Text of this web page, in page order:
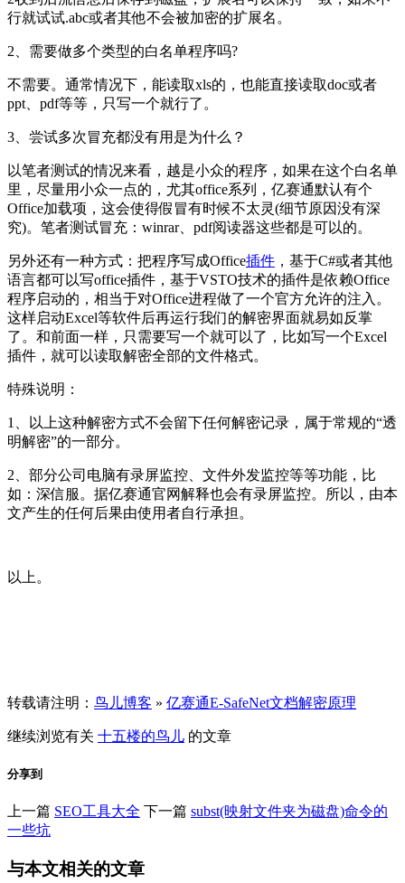
行就试试.abc或者其他不会被加密的扩展名。
2、需要做多个类型的白名单程序吗?
不需要。通常情况下，能读取xls的，也能直接读取doc或者
ppt、pdf等等，只写一个就行了。
3、尝试多次冒充都没有用是为什么？
以笔者测试的情况来看，越是小众的程序，如果在这个白名单
里，尽量用小众一点的，尤其office系列，亿赛通默认有个
Office加载项，这会使得假冒有时候不太灵(细节原因没有深
究)。笔者测试冒充：winrar、pdf阅读器这些都是可以的。
另外还有一种方式：把程序写成Office插件 ，基于C#或者其他
语言都可以写office插件，基于VSTO技术的插件是依赖Office
程序启动的，相当于对Office进程做了一个官方允许的注入。
这样启动Excel等软件后再运行我们的解密界面就易如反掌
了。和前面一样，只需要写一个就可以了，比如写一个Excel
插件，就可以读取解密全部的文件格式。
特殊说明：
1、以上这种解密方式不会留下任何解密记录，属于常规的“透
明解密”的一部分。
2、部分公司电脑有录屏监控、文件外发监控等等功能，比
如：深信服。据亿赛通官网解释也会有录屏监控。所以，由本
文产生的任何后果由使用者自行承担。
以上。
转载请注明： 鸟儿博客 » 亿赛通E-SafeNet文档解密原理
继续浏览有关 十五楼的鸟儿 的文章
分享到
上一篇 SEO工具大全 下一篇 subst(映射文件夹为磁盘)命令的
一些坑
与本文相关的文章